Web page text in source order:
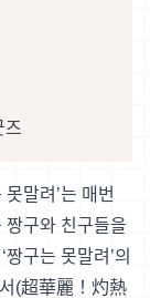
즈
말려’는 매번
짱구와 친구들을
구는 못말려’의
(超華麗！灼熱